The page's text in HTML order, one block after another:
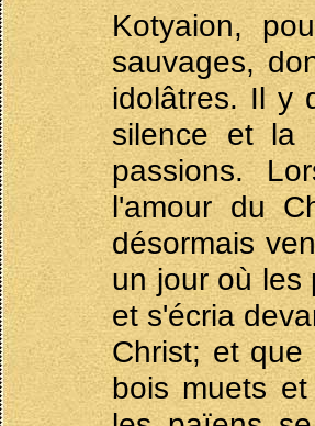
Kotyaion,
sauvages,
idolâtres. Il y
silence et la
passions.
l'amour du
désormais
un jour où les
et s'écria
Christ; et
bois muets